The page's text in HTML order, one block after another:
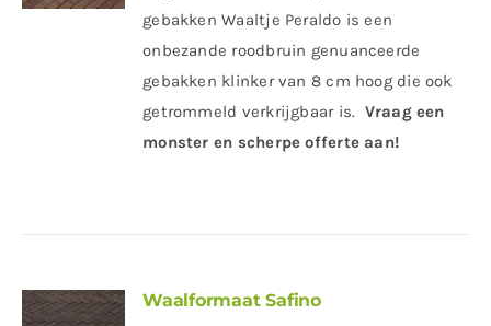
gebakken Waaltje Peraldo is een
onbezande roodbruin genuanceerde
gebakken klinker van 8 cm hoog die ook
getrommeld verkrijgbaar is. Vraag een
monster en scherpe offerte aan!
Waalformaat Safino